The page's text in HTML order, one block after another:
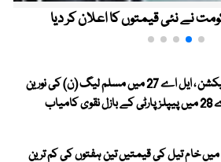
نے نئی قیمتوں کا اعلان کر دیا
آزاد کشمیر الیکشن ، ایل اے 27 میں مسلم لیگ (ن) کی نورین
خام تیل کی قیمتیں تین ہفتوں کی کم ترین